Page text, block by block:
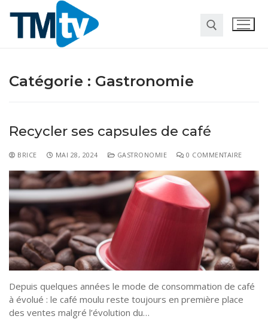
Habitat
Travaux
Pour la maison
Entreprise
Marketing
Finance
Transformation digitale
Web
Société
Gastronomie
Tourisme
Santé-Beauté
Divers
Coronavirus
Catégorie : Gastronomie
Recycler ses capsules de café
BRICE MAI 28, 2024 GASTRONOMIE 0 COMMENTAIRE
Depuis quelques années le mode de consommation de café
à évolué : le café moulu reste toujours en première place
des ventes malgré l’évolution du…